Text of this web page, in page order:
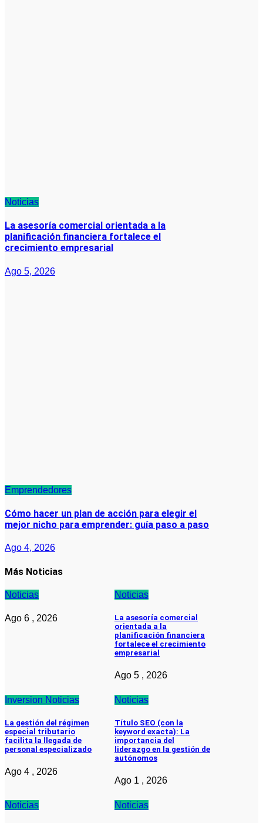
Noticias
La asesoría comercial orientada a la
planificación financiera fortalece el
crecimiento empresarial
Ago 5, 2026
Emprendedores
Cómo hacer un plan de acción para elegir el
mejor nicho para emprender: guía paso a paso
Ago 4, 2026
Más Noticias
Noticias
Ago 6 , 2026
Noticias
La asesoría comercial
orientada a la
planificación financiera
fortalece el crecimiento
empresarial
Ago 5 , 2026
Inversion Noticias
La gestión del régimen
especial tributario
facilita la llegada de
personal especializado
Ago 4 , 2026
Noticias
Título SEO (con la
keyword exacta): La
importancia del
liderazgo en la gestión de
autónomos
Ago 1 , 2026
Noticias Noticias